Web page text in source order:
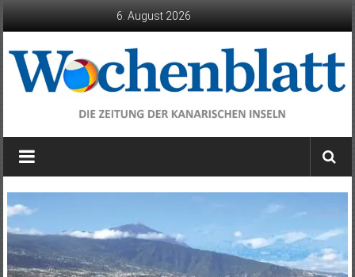
6. August 2026
Wochenblatt
die
der
Kanarischen
Inseln